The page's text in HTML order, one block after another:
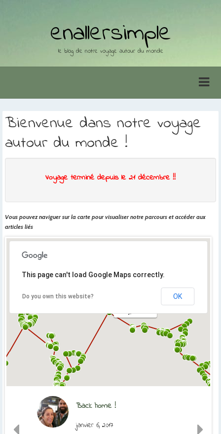
enallersimple
le blog de notre voyage autour du monde
Bienvenue dans notre voyage
autour du monde !
Voyage terminé depuis le 21 décembre !!
Vous pouvez naviguer sur la carte pour visualiser notre parcours et accéder aux
articles liés
This page can't load Google Maps correctly.
Do you own this website? OK
Back home !
janvier 6, 2017